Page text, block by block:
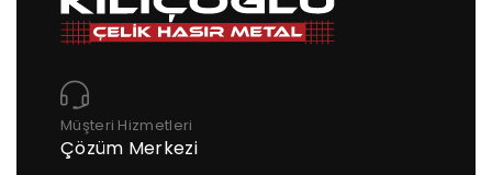
Müşteri Hizmetleri
Çözüm Merkezi